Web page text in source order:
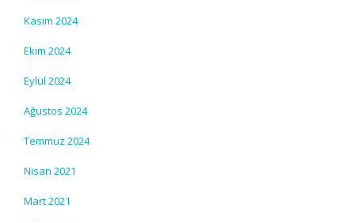
Kasım 2024
Ekim 2024
Eylül 2024
Ağustos 2024
Temmuz 2024
Nisan 2021
Mart 2021